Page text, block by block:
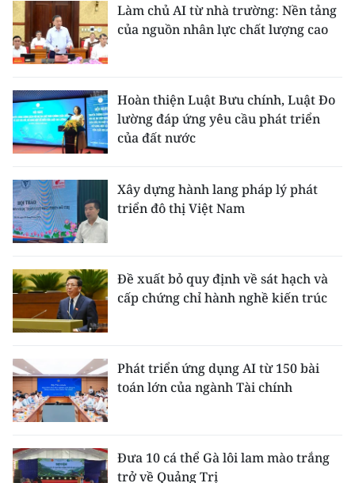
Làm chủ AI từ nhà trường: Nền tảng
của nguồn nhân lực chất lượng cao
Hoàn thiện Luật Bưu chính, Luật Đo
lường đáp ứng yêu cầu phát triển
của đất nước
Xây dựng hành lang pháp lý phát
triển đô thị Việt Nam
Đề xuất bỏ quy định về sát hạch và
cấp chứng chỉ hành nghề kiến trúc
Phát triển ứng dụng AI từ 150 bài
toán lớn của ngành Tài chính
Đưa 10 cá thể Gà lôi lam mào trắng
trở về Quảng Trị